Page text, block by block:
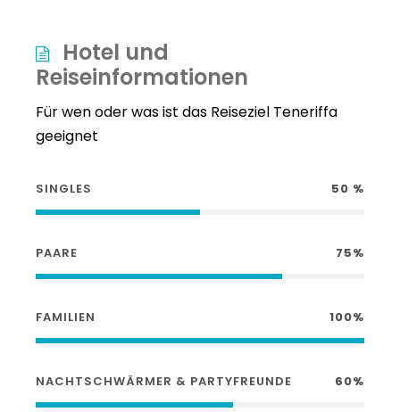
Hotel und
Reiseinformationen
Für wen oder was ist das Reiseziel Teneriffa
geeignet
SINGLES 50 %
PAARE 75%
FAMILIEN 100%
NACHTSCHWÄRMER & PARTYFREUNDE 60%